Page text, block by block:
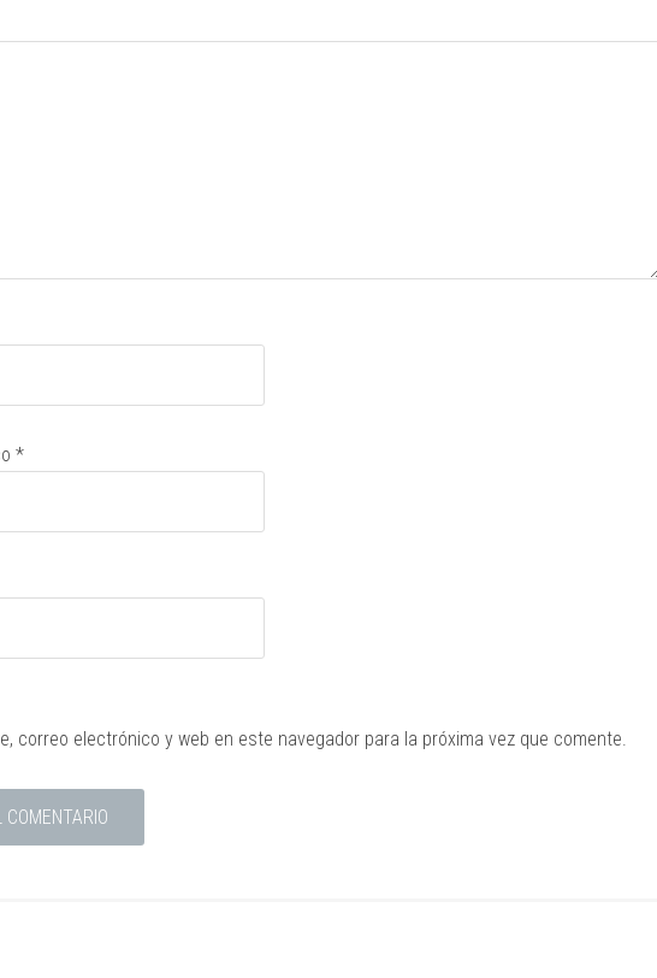
*
correo electrónico y web en este navegador para la próxima vez que comente.